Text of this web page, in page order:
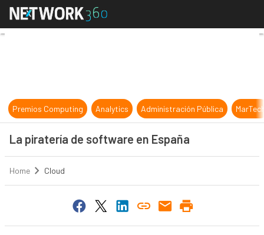
La piratería de software en España
Premios Computing Analytics Administración Pública
La piratería de software en España
Home Cloud